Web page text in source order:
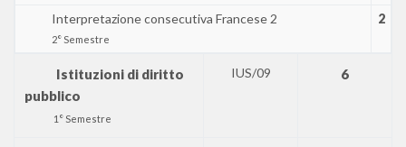
Interpretazione consecutiva Francese 2
2° Semestre
2
Istituzioni di diritto
pubblico
1° Semestre
IUS/09 6